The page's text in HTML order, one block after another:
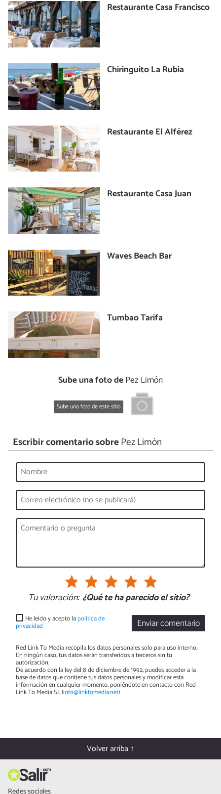
Restaurante Casa Francisco
Chiringuito La Rubia
Restaurante El Alférez
Restaurante Casa Juan
Waves Beach Bar
Tumbao Tarifa
Sube una foto dePez Limón
Sube una foto de este sitio
Escribir comentario sobrePez Limón
Tu valoración: ¿Qué te ha parecido el sitio?
Enviar comentario
He leído y acepto lapolítica de
privacidad
Red Link To Media recopila los datos personales solo para uso interno.
En ningún caso, tus datos serán transferidos a terceros sin tu
autorización.
De acuerdo con la ley del 8 de diciembre de 1992, puedes acceder a la
base de datos que contiene tus datos personales y modificar esta
información en cualquier momento, poniéndote en contacto con Red
Link To Media SL (info@linktomedia.net)
Volver arriba ↑
Redes sociales